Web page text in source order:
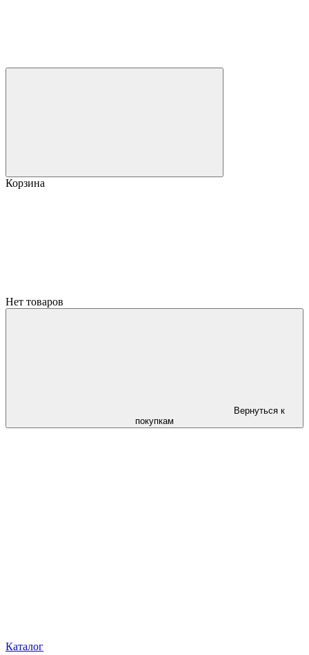
Корзина
Нет товаров
Вернуться к
покупкам
Каталог